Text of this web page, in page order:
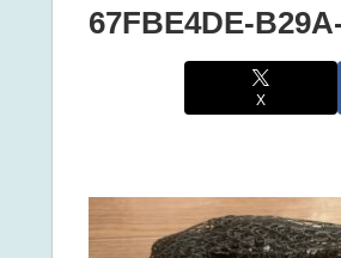
67FBE4DE-
X